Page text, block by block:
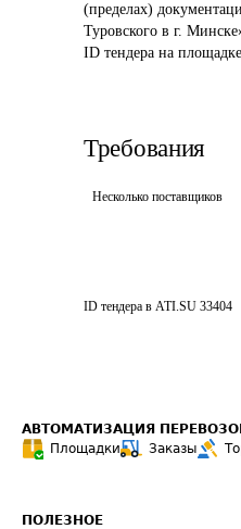
(пределах)
Туровского в г.
ID тендера на
Требования
Несколько поставщиков
ID тендера в ATI.SU 33404
АВТОМАТИЗАЦИЯ
Площадки
Заказы
ПОЛЕЗНОЕ